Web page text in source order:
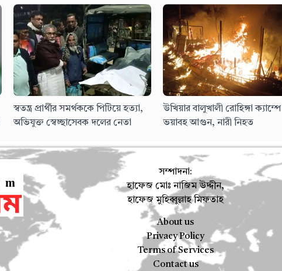
স্বতন্ত্র প্রার্থীর সমর্থককে পিটিয়ে হত্যা,
অভিযুক্ত স্বেচ্ছাসেবক দলের নেতা
উখিয়ার বালুখালী রোহিঙ্গা ক্যাম্পে
ভয়াবহ আগুন, নারী নিহত
সম্পাদনা:
হাফেজ মোঃ নাজিম উদ্দীন,
হাফেজ মুহিব্বুল্লাহ মিফতাহ
About us
Privacy Policy
Terms of Services
Contact us